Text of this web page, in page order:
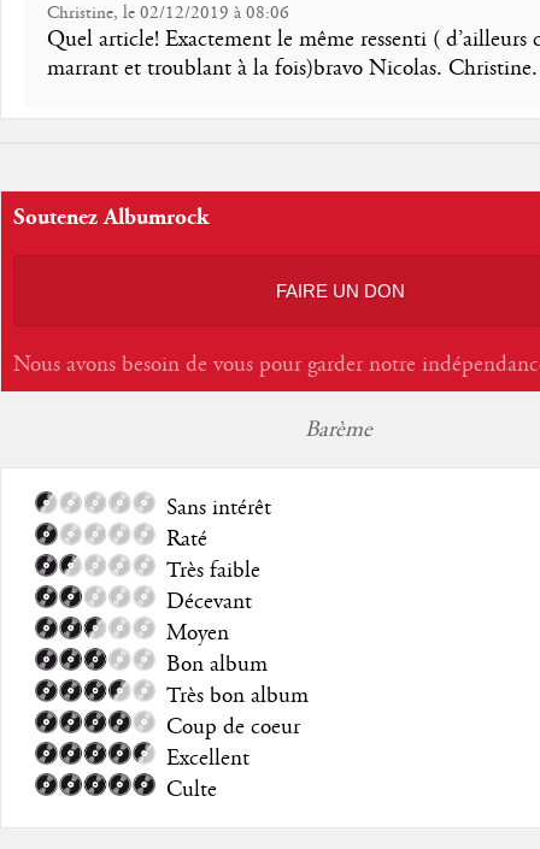
Christine, le 02/12/2019 à 08:06
Quel article! Exactement le même ressenti ( d’ailleurs
marrant et troublant à la fois)bravo Nicolas. Christine.
Soutenez Albumrock
FAIRE UN DON
Nous avons besoin de vous pour garder notre
Barème
Sans intérêt
Raté
Très faible
Décevant
Moyen
Bon album
Très bon album
Coup de coeur
Excellent
Culte